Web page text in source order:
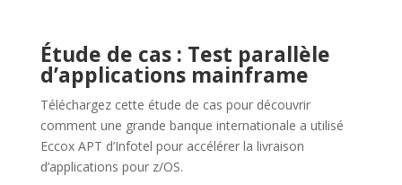
Livre blanc : Faire face à la
pression que DevOps fait
peser sur les tests logiciels sur
mainframe